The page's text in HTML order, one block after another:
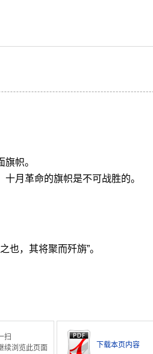
帜。
月革命的旗帜是不可战胜的。
也，其将聚而歼旃”。
扫
续浏览此页面
下载本页内容